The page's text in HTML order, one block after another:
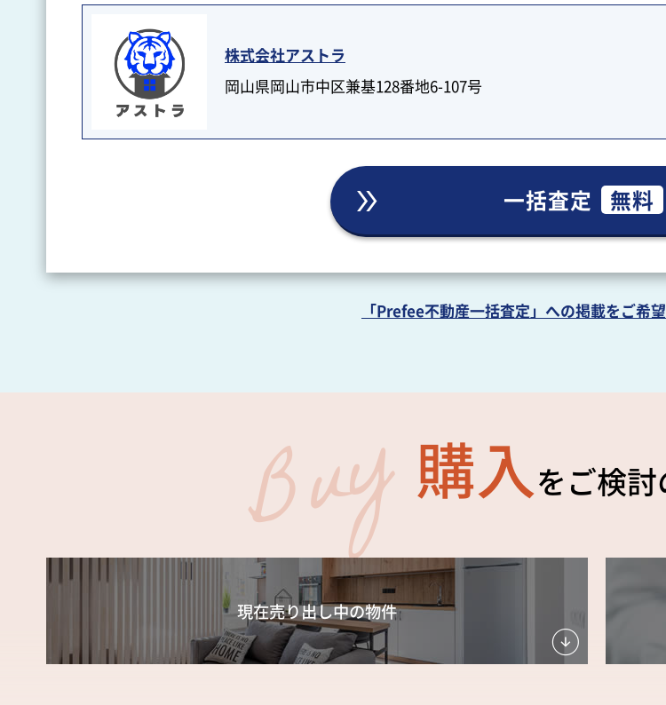
株式会社アストラ
岡山県岡山市中区兼基128番地6-107号
一括査定 無料
「Prefee不動産一括査定」への掲載をご希
購入をご検
現在売り出し中の物件